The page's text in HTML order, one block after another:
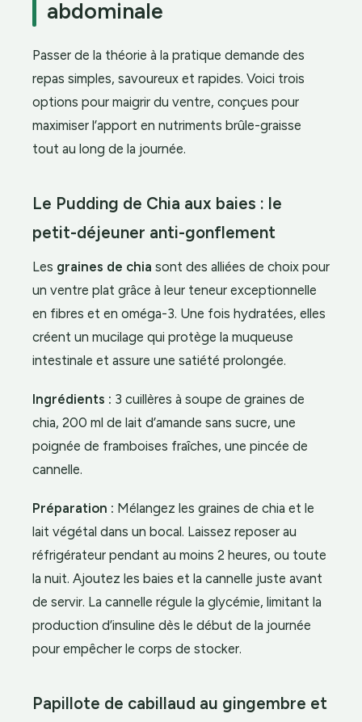
abdominale
Passer de la théorie à la pratique demande des
repas simples, savoureux et rapides. Voici trois
options pour maigrir du ventre, conçues pour
maximiser l’apport en nutriments brûle-graisse
tout au long de la journée.
Le Pudding de Chia aux baies : le
petit-déjeuner anti-gonflement
Les graines de chia sont des alliées de choix pour
un ventre plat grâce à leur teneur exceptionnelle
en fibres et en oméga-3. Une fois hydratées, elles
créent un mucilage qui protège la muqueuse
intestinale et assure une satiété prolongée.
Ingrédients : 3 cuillères à soupe de graines de
chia, 200 ml de lait d’amande sans sucre, une
poignée de framboises fraîches, une pincée de
cannelle.
Préparation : Mélangez les graines de chia et le
lait végétal dans un bocal. Laissez reposer au
réfrigérateur pendant au moins 2 heures, ou toute
la nuit. Ajoutez les baies et la cannelle juste avant
de servir. La cannelle régule la glycémie, limitant la
production d’insuline dès le début de la journée
pour empêcher le corps de stocker.
Papillote de cabillaud au gingembre et